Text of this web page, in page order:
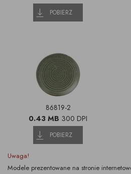
POBIERZ
86819-2
0.43 MB 300 DPI
POBIERZ
Uwaga!
Modele prezentowane na stronie